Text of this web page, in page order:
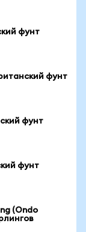
фунт
фунт
фунт
фунт
(Ondo